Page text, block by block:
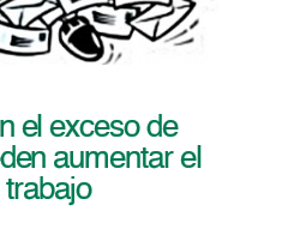
el exceso de
aumentar el